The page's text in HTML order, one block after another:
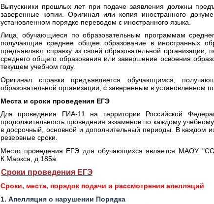
Выпускники прошлых лет при подаче заявления должны
заверенные копии. Оригинал или копия иностранного
установленном порядке переводом с иностранного языка.
Лица, обучающиеся по образовательным программам
получающие среднее общее образование в иностранных
предъявляют справку из своей образовательной
среднего общего образования или завершение освоения
текущем учебном году.
Оригинал справки предъявляется обучающимся,
образовательной организации, с заверенным в установленном
Места и сроки проведения ЕГЭ
Для проведения ГИА-11 на территории Российской
продолжительность проведения экзаменов по каждому
в досрочный, основной и дополнительный периоды. В каждом
резервные сроки.
Место проведения ЕГЭ для обучающихся является МАОУ
К.Маркса, д.185а
Сроки проведения ЕГЭ
Сроки, места, порядок подачи и рассмотрения апелляций
1. Апелляция о нарушении Порядка